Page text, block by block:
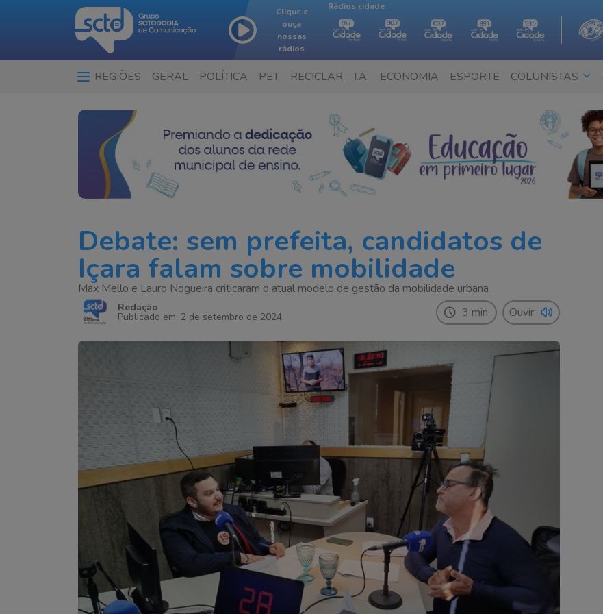
Clique e
ouça
nossas
rádios
Rádios cidade
REGIÕES GERAL POLÍTICA PET RECICLAR I.A. ECONOMIA ESPORTE COLUNISTAS
Debate: sem prefeita, candidatos de
Içara falam sobre mobilidade
Max Mello e Lauro Nogueira criticaram o atual modelo de gestão da mobilidade urbana
Redação
Publicado em: 2 de setembro de 2024 3 min. Ouvir